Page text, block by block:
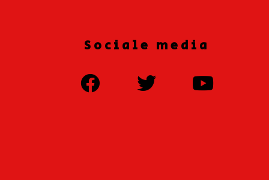
Sociale media